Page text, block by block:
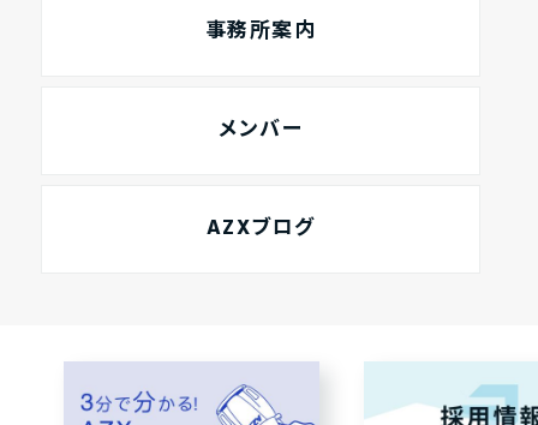
事務所案内
メンバー
AZXブログ